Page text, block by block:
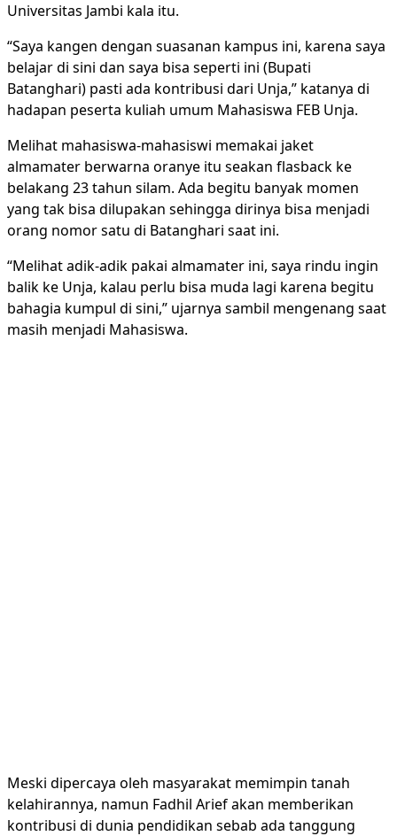
Universitas Jambi kala itu.
“Saya kangen dengan suasanan kampus ini, karena saya
belajar di sini dan saya bisa seperti ini (Bupati
Batanghari) pasti ada kontribusi dari Unja,” katanya di
hadapan peserta kuliah umum Mahasiswa FEB Unja.
Melihat mahasiswa-mahasiswi memakai jaket
almamater berwarna oranye itu seakan flasback ke
belakang 23 tahun silam. Ada begitu banyak momen
yang tak bisa dilupakan sehingga dirinya bisa menjadi
orang nomor satu di Batanghari saat ini.
“Melihat adik-adik pakai almamater ini, saya rindu ingin
balik ke Unja, kalau perlu bisa muda lagi karena begitu
bahagia kumpul di sini,” ujarnya sambil mengenang saat
masih menjadi Mahasiswa.
Meski dipercaya oleh masyarakat memimpin tanah
kelahirannya, namun Fadhil Arief akan memberikan
kontribusi di dunia pendidikan sebab ada tanggung